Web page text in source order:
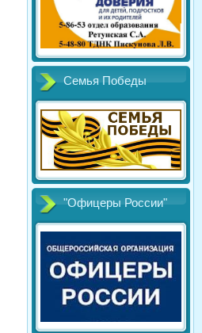
Семья Победы
"Офицеры России"